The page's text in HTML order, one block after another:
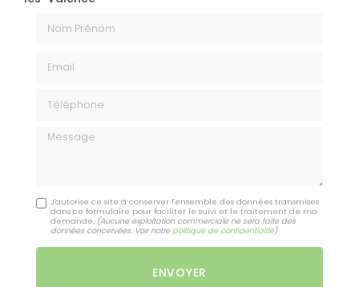
Message
J'autorise ce site à conserver l'ensemble des données transmises
dans ce formulaire pour faciliter le suivi et le traitement de ma
demande. (Aucune exploitation commerciale ne sera faite des
données concervées. Voir notre politique de confidentialité)